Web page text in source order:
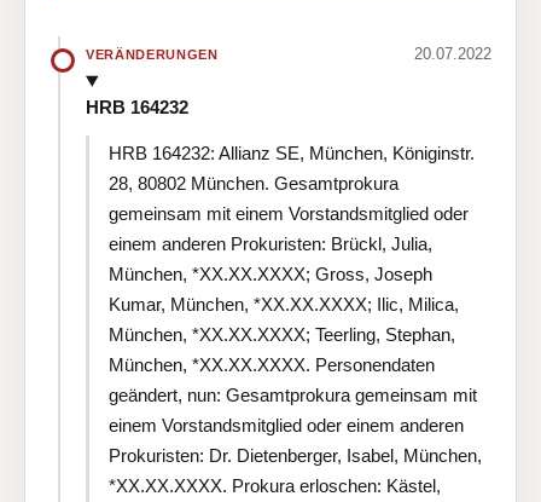
VERÄNDERUNGEN 20.07.2022
HRB 164232
HRB 164232: Allianz SE, München, Königinstr.
28, 80802 München. Gesamtprokura
gemeinsam mit einem Vorstandsmitglied oder
einem anderen Prokuristen: Brückl, Julia,
München, *XX.XX.XXXX; Gross, Joseph
Kumar, München, *XX.XX.XXXX; Ilic, Milica,
München, *XX.XX.XXXX; Teerling, Stephan,
München, *XX.XX.XXXX. Personendaten
geändert, nun: Gesamtprokura gemeinsam mit
einem Vorstandsmitglied oder einem anderen
Prokuristen: Dr. Dietenberger, Isabel, München,
*XX.XX.XXXX. Prokura erloschen: Kästel,